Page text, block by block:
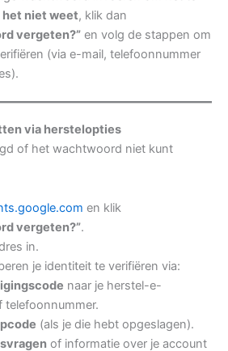
het niet weet, klik dan
vergeten?”en volg de stappen om
(via e-mail, telefoonnummer
via herstelopties
of het wachtwoord niet kunt
en klik
vergeten?”.
in.
je identiteit te verifiëren via:
naar je herstel-e-
telefoonnummer.
(als je die hebt opgeslagen).
of informatie over je account